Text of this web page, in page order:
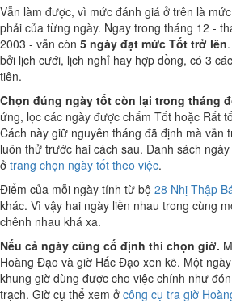
Vẫn làm được, vì mức đánh giá ở trên là
phải của từng ngày. Ngay trong tháng 12 -
2003 - vẫn còn 5 ngày đạt mức Tốt trở lên
bởi lịch cưới, lịch nghỉ hay hợp đồng, có 3
tiên.
Chọn đúng ngày tốt còn lại trong tháng
ứng, lọc các ngày được chấm Tốt hoặc Rất
Cách này giữ nguyên tháng đã định mà vẫn
luôn thử trước hai cách sau. Danh sách
ở trang chọn ngày tốt theo việc.
Điểm của mỗi ngày tính từ bộ 28 Nhị Thập
khác. Vì vậy hai ngày liền nhau trong cùng
chênh nhau khá xa.
Nếu cả ngày cũng cố định thì chọn giờ.
Hoàng Đạo và giờ Hắc Đạo xen kẽ. Một
khung giờ dùng được cho việc chính như
trạch. Giờ cụ thể xem ở công cụ tra giờ